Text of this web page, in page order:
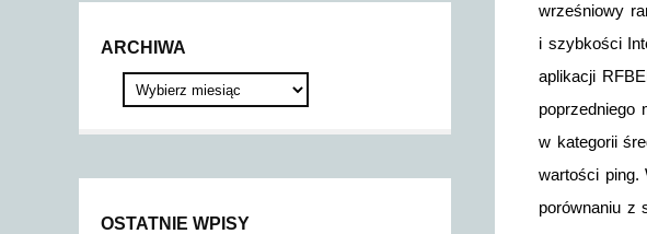
wrześniowy
i szybkości
aplikacji
poprzedniego
w kategorii
wartości ping.
porównaniu z
ARCHIWA
OSTATNIE WPISY